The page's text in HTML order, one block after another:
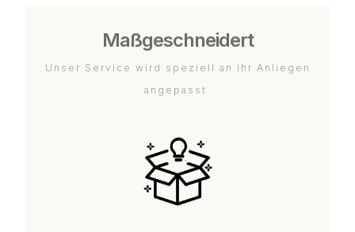
Maßgeschneidert
Unser Service wird speziell an Ihr Anliegen
angepasst.